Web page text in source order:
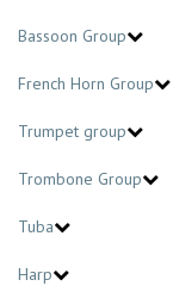
Bassoon Group
French Horn Group
Trumpet group
Trombone Group
Tuba
Harp